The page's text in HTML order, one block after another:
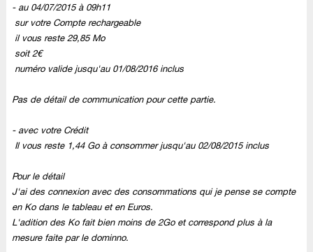
-au 04/07/2015à 09h11
sur votre Compte rechargeable
il vous reste 29,85 Mo
soit2€
numéro valide jusqu'au 01/08/2016inclus
Pas de détail de communication pour cette partie.
-avec votre Crédit
Il vous reste 1,44 Goà consommer jusqu'au 02/08/2015inclus
Pour le détail
J'ai des connexion avec des consommations qui je pense se compte
en Ko dans le tableau et en Euros.
L'adition des Ko fait bien moins de 2Go et correspond plus à la
mesure faite par le dominno.